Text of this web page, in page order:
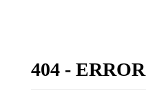
404 - ERROR